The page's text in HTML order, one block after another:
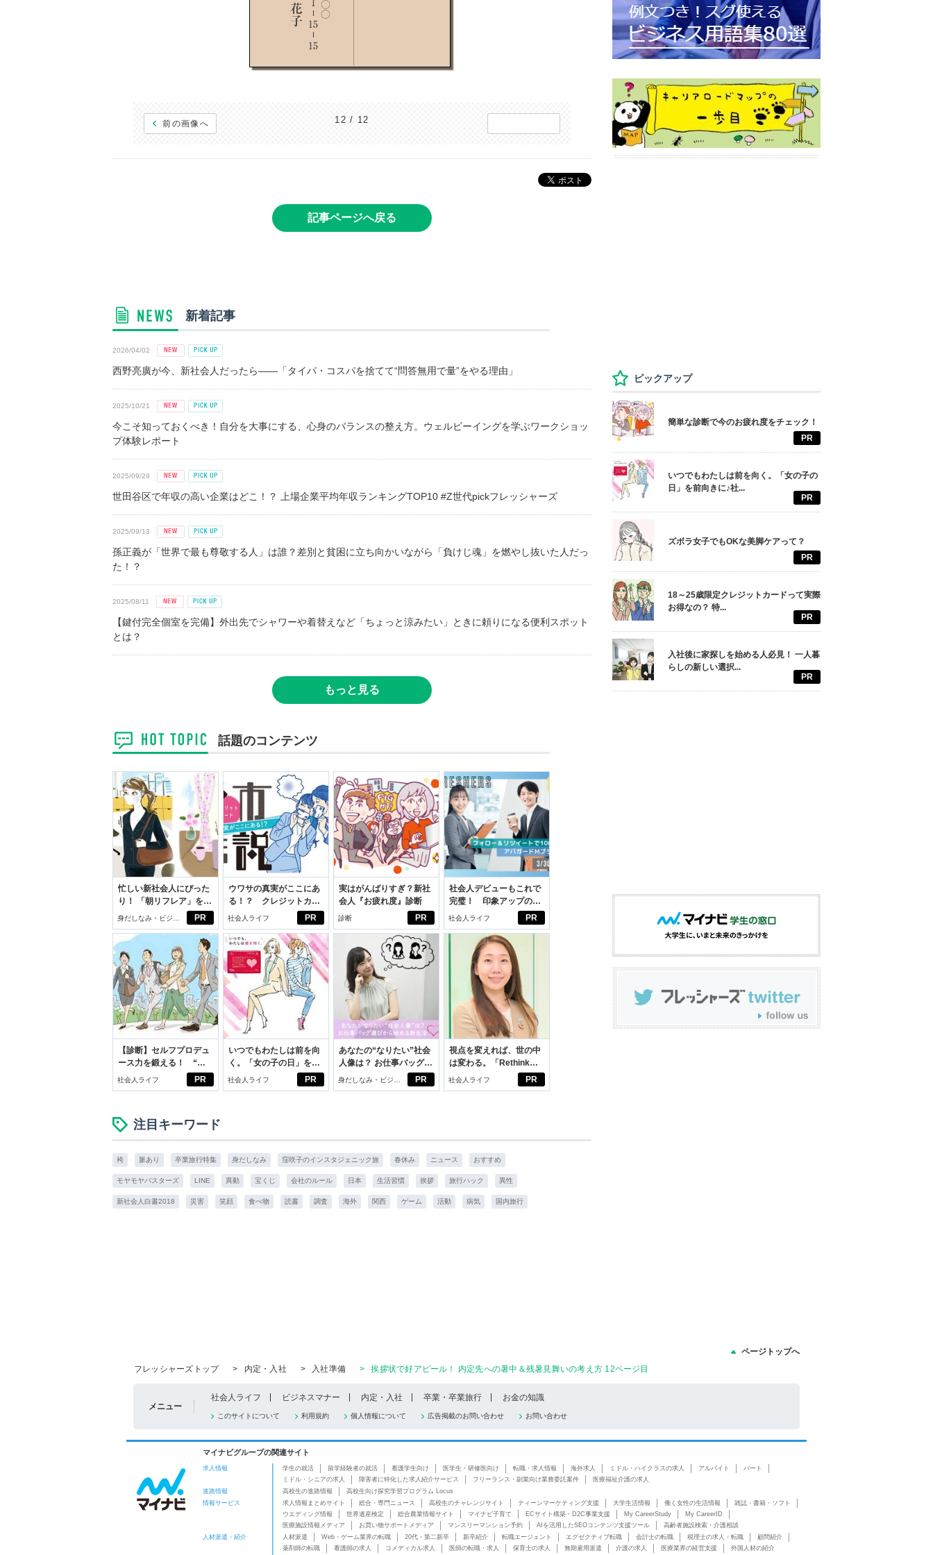
前の画像へ 12 / 12
記事ページへ戻る
新着記事
2026/04/02
西野亮廣が今、新社会人だったら――「タイパ・コスパを捨てて“問答無用で量”をやる理由」
2025/10/21
今こそ知っておくべき！自分を大事にする、心身のバランスの整え方。ウェルビーイングを学ぶワークショッ
プ体験レポート
2025/09/29
世田谷区で年収の高い企業はどこ！？ 上場企業平均年収ランキングTOP10 #Z世代pickフレッシャーズ
2025/09/13
孫正義が「世界で最も尊敬する人」は誰？差別と貧困に立ち向かいながら「負けじ魂」を燃やし抜いた人だっ
た！？
2025/08/11
【鍵付完全個室を完備】外出先でシャワーや着替えなど「ちょっと涼みたい」ときに頼りになる便利スポット
とは？
もっと見る
話題のコンテンツ
PR
忙しい新社会人にぴった
り！ 「朝リフレア」をは
じめよう。しっかりニオ
イケアして24時間快適。
身だしなみ・ビジネ
スアイテム
PR
ウワサの真実がここにあ
る！？ クレジットカー
ドの都市伝説
社会人ライフ PR
実はがんばりすぎ？新社
会人『お疲れ度』診断
診断 PR
社会人デビューもこれで
完璧！ 印象アップのセ
ルフプロデュース術
社会人ライフ
PR
【診断】セルフプロデュ
ース力を鍛える！ “ジ
ブン観”診断
社会人ライフ PR
いつでもわたしは前を向
く。「女の子の日」を前
向きに♪社会人エリ・大
社会人ライフ PR
あなたの“なりたい”社会
人像は？ お仕事バッグ選
びから始める新生活
身だしなみ・ビジネ
スアイテム
PR
視点を変えれば、世の中
は変わる。「Rethink
PROJECT」がつたえた
社会人ライフ
注目キーワード
袴 脈あり 卒業旅行特集 身だしなみ 窪咲子のインスタジェニック旅 春休み ニュース おすすめ
モヤモヤバスターズ LINE 異動 宝くじ 会社のルール 日本 生活習慣 挨拶 旅行ハック 異性
新社会人白書2018 災害 笑顔 食べ物 読書 調査 海外 関西 ゲーム 活動 病気 国内旅行
ピックアップ
簡単な診断で今のお疲れ度をチェック！
PR
いつでもわたしは前を向く。「女の子の
日」を前向きに♪社...
PR
ズボラ女子でもOKな美脚ケアって？
PR
18～25歳限定クレジットカードって実際
お得なの？ 特...
PR
入社後に家探しを始める人必見！ 一人暮
らしの新しい選択...
PR
ページトップへ
フレッシャーズトップ
> 内定・入社 > 入社準備 > 挨拶状で好アピール！ 内定先への暑中＆残暑見舞いの考え方 12ページ目
メニュー
社会人ライフ ビジネスマナー 内定・入社 卒業・卒業旅行 お金の知識
このサイトについて 利用規約 個人情報について 広告掲載のお問い合わせ お問い合わせ
マイナビグループの関連サイト
求人情報 学生の就活 留学経験者の就活 看護学生向け 医学生・研修医向け 転職・求人情報 海外求人 ミドル・ハイクラスの求人 アルバイト
パート
ミドル・シニアの求人
障害者に特化した求人紹介サービス フリーランス・副業向け業務委託案件
医療福祉介護の求人
進路情報
高校生の進路情報
高校生向け探究学習プログラム Locus
情報サービス
求人情報まとめサイト 総合・専門ニュース 高校生のチャレンジサイト ティーンマーケティング支援 大学生活情報 働く女性の生活情報
雑誌・書籍・ソフト
ウエディング情報
世界遺産検定 総合農業情報サイト マイナビ子育て ECサイト構築・D2C事業支援 My CareerStudy
My CareerID
医療施設情報メディア
お買い物サポートメディア マンスリーマンション予約 AIを活用したSEOコンテンツ支援ツール
高齢者施設検索・介護相談
人材派遣・紹介
人材派遣 Web・ゲーム業界の転職 20代・第二新卒 新卒紹介 転職エージェント エグゼクティブ転職 会計士の転職 税理士の求人・転職
顧問紹介
薬剤師の転職
看護師の求人 コメディカル求人 医師の転職・求人 保育士の求人 無期雇用派遣 介護の求人 医療業界の経営支援 外国人材の紹介